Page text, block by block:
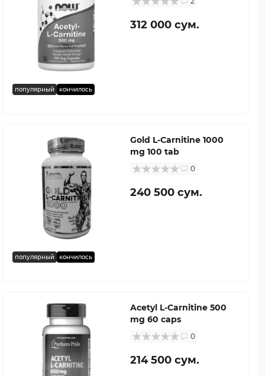
популярный кончилось
312 000 сум.
популярный кончилось
Gold L-Carnitine 1000
mg 100 tab
0
240 500 сум.
Acetyl L-Carnitine 500
mg 60 caps
0
214 500 сум.